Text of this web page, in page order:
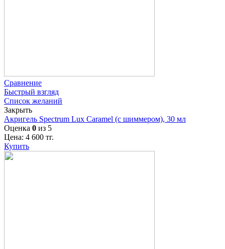
Сравнение
Быстрый взгляд
Список желаний
Закрыть
Акригель Spectrum Lux Caramel (с шиммером), 30 мл
Оценка 0 из 5
Цена: 4 600 тг.
Купить